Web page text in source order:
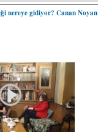
nereye gidiyor? Canan Noyan